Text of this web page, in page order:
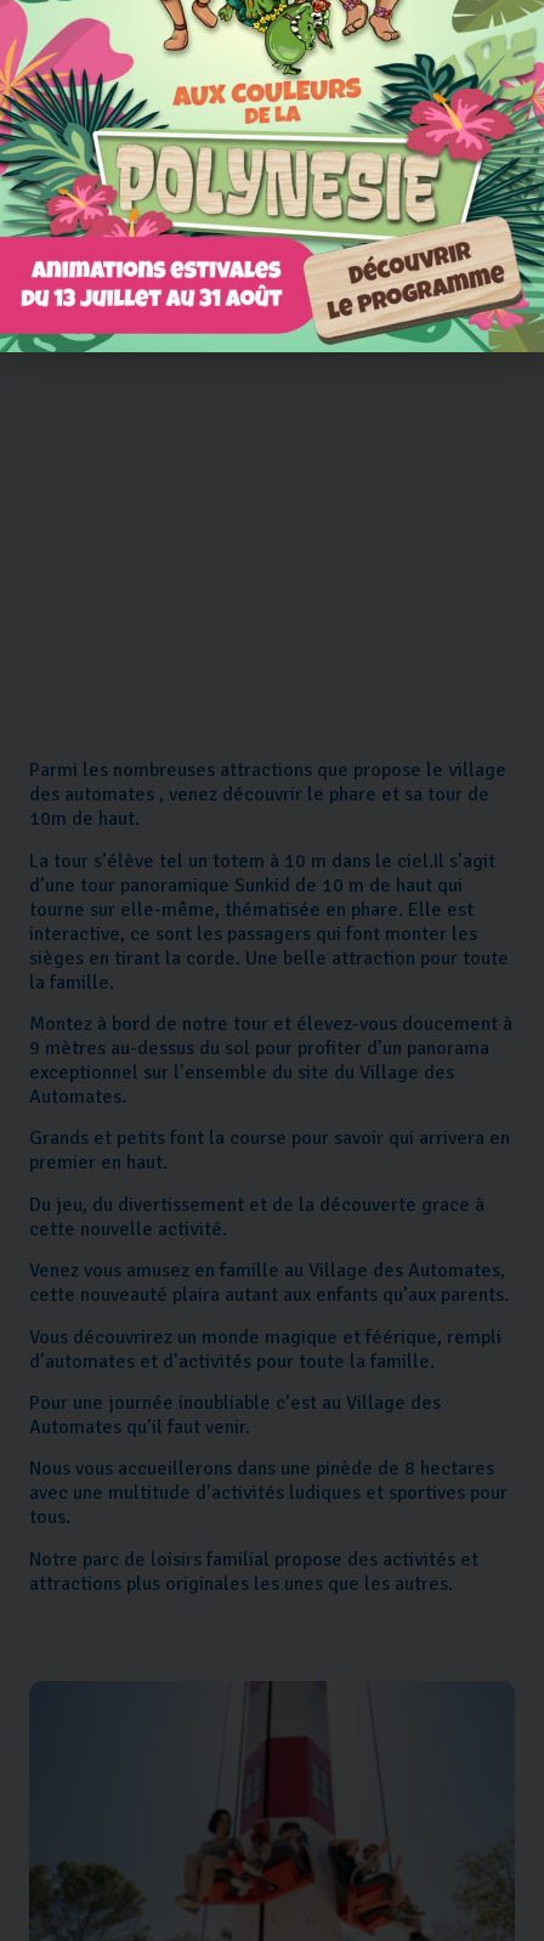
Parmi les nombreuses attractions que propose le village
des automates , venez découvrir le phare et sa tour de
10m de haut.
La tour s’élève tel un totem à 10 m dans le ciel.Il s’agit
d’une tour panoramique Sunkid de 10 m de haut qui
tourne sur elle-même, thématisée en phare. Elle est
interactive, ce sont les passagers qui font monter les
sièges en tirant la corde. Une belle attraction pour toute
la famille.
Montez à bord de notre tour et élevez-vous doucement à
9 mètres au-dessus du sol pour profiter d’un panorama
exceptionnel sur l’ensemble du site du Village des
Automates.
Grands et petits font la course pour savoir qui arrivera en
premier en haut.
Du jeu, du divertissement et de la découverte grace à
cette nouvelle activité.
Venez vous amusez en famille au Village des Automates,
cette nouveauté plaira autant aux enfants qu’aux parents.
Vous découvrirez un monde magique et féérique, rempli
d’automates et d’activités pour toute la famille.
Pour une journée inoubliable c’est au Village des
Automates qu’il faut venir.
Nous vous accueillerons dans une pinède de 8 hectares
avec une multitude d’activités ludiques et sportives pour
tous.
Notre parc de loisirs familial propose des activités et
attractions plus originales les unes que les autres.